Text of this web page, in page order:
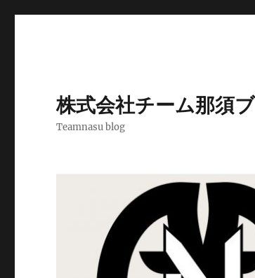
株式会社チーム那須
Teamnasu blog